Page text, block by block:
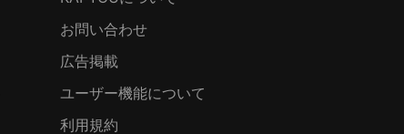
お問い合わせ
広告掲載
ユーザー機能について
利用規約